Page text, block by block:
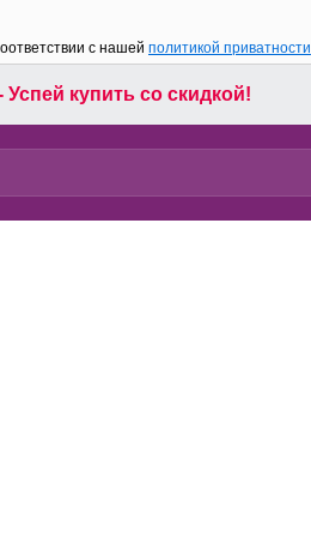
с нашей политикой приватности
Успей купить со скидкой!